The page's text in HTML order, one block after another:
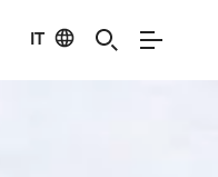
IT